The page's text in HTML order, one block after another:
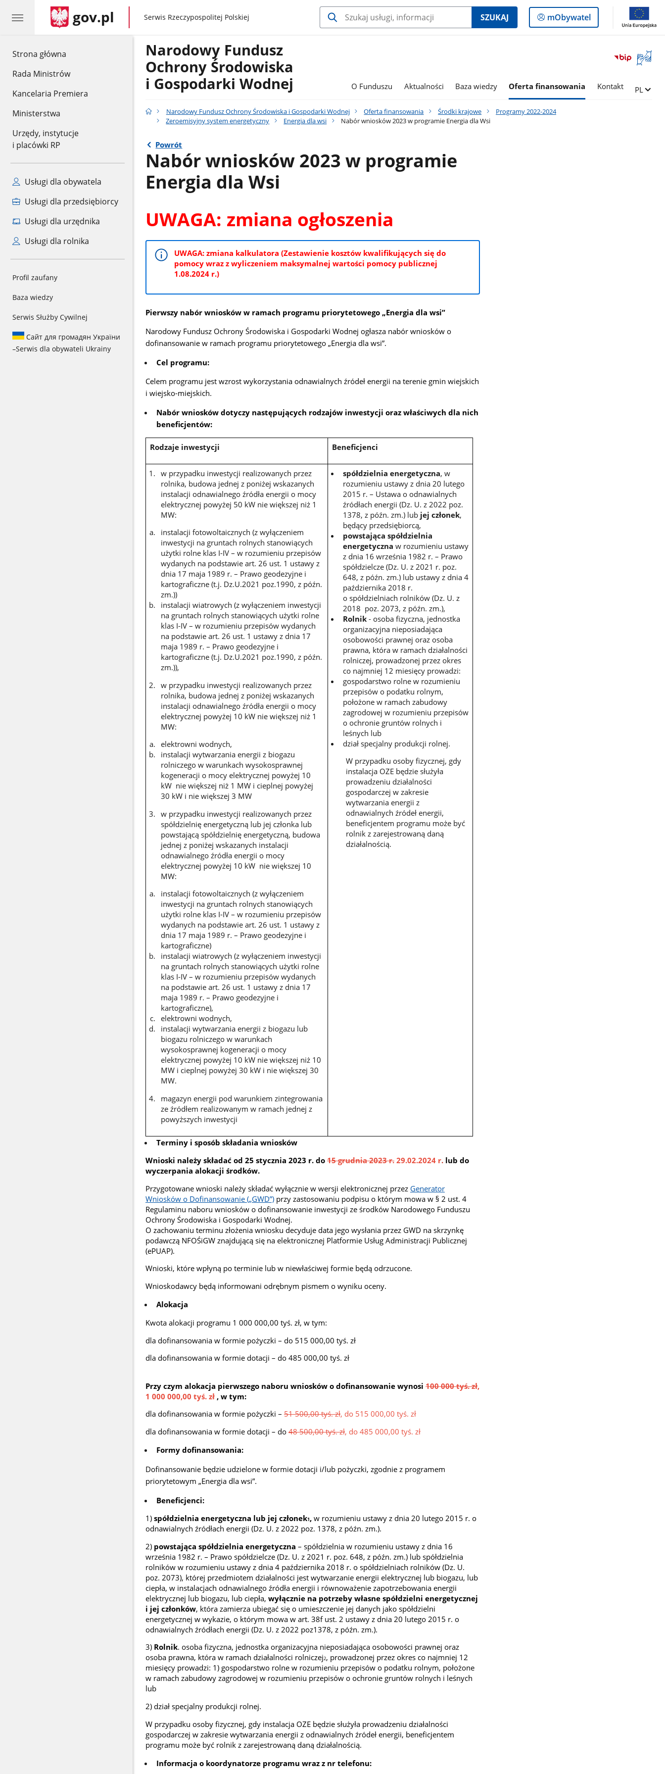
Strona główna
Rada Ministrów
Kancelaria Premiera
Ministerstwa
Urzędy, instytucje
i placówki RP
Usługi dla obywatela
Usługi dla przedsiębiorcy
Usługi dla urzędnika
Usługi dla rolnika
Profil zaufany
Baza wiedzy
Serwis Służby Cywilnej
Сайт для громадян України
–Serwis dla obywateli Ukrainy
gov.pl gov.pl
Serwis Rzeczypospolitej Polskiej SZUKAJ
Logowanie
do
mObywatel
Otwórz
okno
języka
Narodowy Fundusz
Ochrony Środowiska
i Gospodarki Wodnej
O Funduszu Aktualności Baza wiedzy Oferta finansowania Kontakt Zmień
PL
Narodowy Fundusz Ochrony Środowiska i Gospodarki Wodnej Oferta finansowania Środki krajowe
Programy 2022-2024
Zeroemisyjny system energetyczny
Energia dla wsi Nabór wniosków 2023 w programie Energia dla Wsi
Powrót
Nabór wniosków 2023 w programie
Energia dla Wsi
UWAGA: zmiana ogłoszenia
UWAGA: zmiana kalkulatora (Zestawienie kosztów kwalifikujących się do
pomocy wraz z wyliczeniem maksymalnej wartości pomocy publicznej
1.08.2024 r.)
Pierwszy nabór wniosków w ramach programu priorytetowego „Energia dla wsi”
Narodowy Fundusz Ochrony Środowiska i Gospodarki Wodnej ogłasza nabór wniosków o
dofinansowanie w ramach programu priorytetowego „Energia dla wsi”.
Cel programu:
Celem programu jest wzrost wykorzystania odnawialnych źródeł energii na terenie gmin wiejskich
i wiejsko-miejskich.
Nabór wniosków dotyczy następujących rodzajów inwestycji oraz właściwych dla nich
beneficjentów:
Rodzaje inwestycji Beneficjenci
w przypadku inwestycji realizowanych przez
rolnika, budowa jednej z poniżej wskazanych
instalacji odnawialnego źródła energii o mocy
elektrycznej powyżej 50 kW nie większej niż 1
MW:
instalacji fotowoltaicznych (z wyłączeniem
inwestycji na gruntach rolnych stanowiących
użytki rolne klas I-IV – w rozumieniu przepisów
wydanych na podstawie art. 26 ust. 1 ustawy z
dnia 17 maja 1989 r. – Prawo geodezyjne i
kartograficzne (t.j. Dz.U.2021 poz.1990, z późn.
zm.))
instalacji wiatrowych (z wyłączeniem inwestycji
na gruntach rolnych stanowiących użytki rolne
klas I-IV – w rozumieniu przepisów wydanych
na podstawie art. 26 ust. 1 ustawy z dnia 17
maja 1989 r. – Prawo geodezyjne i
kartograficzne (t.j. Dz.U.2021 poz.1990, z późn.
zm.)),
w przypadku inwestycji realizowanych przez
rolnika, budowa jednej z poniżej wskazanych
instalacji odnawialnego źródła energii o mocy
elektrycznej powyżej 10 kW nie większej niż 1
MW:
elektrowni wodnych,
instalacji wytwarzania energii z biogazu
rolniczego w warunkach wysokosprawnej
kogeneracji o mocy elektrycznej powyżej 10
kW nie większej niż 1 MW i cieplnej powyżej
30 kW i nie większej 3 MW
w przypadku inwestycji realizowanych przez
spółdzielnię energetyczną lub jej członka lub
powstającą spółdzielnię energetyczną, budowa
jednej z poniżej wskazanych instalacji
odnawialnego źródła energii o mocy
elektrycznej powyżej 10 kW nie większej 10
MW:
instalacji fotowoltaicznych (z wyłączeniem
inwestycji na gruntach rolnych stanowiących
użytki rolne klas I-IV – w rozumieniu przepisów
wydanych na podstawie art. 26 ust. 1 ustawy z
dnia 17 maja 1989 r. – Prawo geodezyjne i
kartograficzne)
instalacji wiatrowych (z wyłączeniem inwestycji
na gruntach rolnych stanowiących użytki rolne
klas I-IV – w rozumieniu przepisów wydanych
na podstawie art. 26 ust. 1 ustawy z dnia 17
maja 1989 r. – Prawo geodezyjne i
kartograficzne),
elektrowni wodnych,
instalacji wytwarzania energii z biogazu lub
biogazu rolniczego w warunkach
wysokosprawnej kogeneracji o mocy
elektrycznej powyżej 10 kW nie większej niż 10
MW i cieplnej powyżej 30 kW i nie większej 30
MW.
magazyn energii pod warunkiem zintegrowania
ze źródłem realizowanym w ramach jednej z
powyższych inwestycji
spółdzielnia energetyczna, w
rozumieniu ustawy z dnia 20 lutego
2015 r. – Ustawa o odnawialnych
źródłach energii (Dz. U. z 2022 poz.
1378, z późn. zm.) lub jej członek,
będący przedsiębiorcą,
powstająca spółdzielnia
energetyczna w rozumieniu ustawy
z dnia 16 września 1982 r. – Prawo
spółdzielcze (Dz. U. z 2021 r. poz.
648, z późn. zm.) lub ustawy z dnia 4
października 2018 r.
o spółdzielniach rolników (Dz. U. z
2018 poz. 2073, z późn. zm.),
Rolnik- osoba fizyczna, jednostka
organizacyjna nieposiadająca
osobowości prawnej oraz osoba
prawna, która w ramach działalności
rolniczej, prowadzonej przez okres
co najmniej 12 miesięcy prowadzi:
gospodarstwo rolne w rozumieniu
przepisów o podatku rolnym,
położone w ramach zabudowy
zagrodowej w rozumieniu przepisów
o ochronie gruntów rolnych i
leśnych lub
dział specjalny produkcji rolnej.
W przypadku osoby fizycznej, gdy
instalacja OZE będzie służyła
prowadzeniu działalności
gospodarczej w zakresie
wytwarzania energii z
odnawialnych źródeł energii,
beneficjentem programu może być
rolnik z zarejestrowaną daną
działalnością.
Terminy i sposób składania wniosków
Wnioski należy składać od 25 stycznia 2023 r. do 15 grudnia 2023 r. 29.02.2024 r. lub do
wyczerpania alokacji środków.
Przygotowane wnioski należy składać wyłącznie w wersji elektronicznej przez Generator
Wniosków o Dofinansowanie („GWD”)przy zastosowaniu podpisu o którym mowa w § 2 ust. 4
Regulaminu naboru wniosków o dofinansowanie inwestycji ze środków Narodowego Funduszu
Ochrony Środowiska i Gospodarki Wodnej.
O zachowaniu terminu złożenia wniosku decyduje data jego wysłania przez GWD na skrzynkę
podawczą NFOŚiGW znajdującą się na elektronicznej Platformie Usług Administracji Publicznej
(ePUAP).
Wnioski, które wpłyną po terminie lub w niewłaściwej formie będą odrzucone.
Wnioskodawcy będą informowani odrębnym pismem o wyniku oceny.
Alokacja
Kwota alokacji programu 1 000 000,00 tyś. zł, w tym:
dla dofinansowania w formie pożyczki – do 515 000,00 tyś. zł
dla dofinansowania w formie dotacji – do 485 000,00 tyś. zł
Przy czym alokacja pierwszego naboru wniosków o dofinansowanie wynosi 100 000 tyś. zł,
1 000 000,00 tyś. zł , w tym:
dla dofinansowania w formie pożyczki – 51 500,00 tyś. zł, do 515 000,00 tyś. zł
dla dofinansowania w formie dotacji – do 48 500,00 tyś. zł, do 485 000,00 tyś. zł
Formy dofinansowania:
Dofinansowanie będzie udzielone w formie dotacji i/lub pożyczki, zgodnie z programem
priorytetowym „Energia dla wsi”.
Beneficjenci:
1) spółdzielnia energetyczna lub jej członek1, w rozumieniu ustawy z dnia 20 lutego 2015 r. o
odnawialnych źródłach energii (Dz. U. z 2022 poz. 1378, z późn. zm.).
2) powstająca spółdzielnia energetyczna – spółdzielnia w rozumieniu ustawy z dnia 16
września 1982 r. – Prawo spółdzielcze (Dz. U. z 2021 r. poz. 648, z późn. zm.) lub spółdzielnia
rolników w rozumieniu ustawy z dnia 4 października 2018 r. o spółdzielniach rolników (Dz. U.
poz. 2073), której przedmiotem działalności jest wytwarzanie energii elektrycznej lub biogazu, lub
ciepła, w instalacjach odnawialnego źródła energii i równoważenie zapotrzebowania energii
elektrycznej lub biogazu, lub ciepła, wyłącznie na potrzeby własne spółdzielni energetycznej
i jej członków, która zamierza ubiegać się o umieszczenie jej danych jako spółdzielni
energetycznej w wykazie, o którym mowa w art. 38f ust. 2 ustawy z dnia 20 lutego 2015 r. o
odnawialnych źródłach energii (Dz. U. z 2022 poz1378, z późn. zm.).
3) Rolnik. osoba fizyczna, jednostka organizacyjna nieposiadająca osobowości prawnej oraz
osoba prawna, która w ramach działalności rolniczej2, prowadzonej przez okres co najmniej 12
miesięcy prowadzi: 1) gospodarstwo rolne w rozumieniu przepisów o podatku rolnym, położone
w ramach zabudowy zagrodowej w rozumieniu przepisów o ochronie gruntów rolnych i leśnych
lub
2) dział specjalny produkcji rolnej.
W przypadku osoby fizycznej, gdy instalacja OZE będzie służyła prowadzeniu działalności
gospodarczej w zakresie wytwarzania energii z odnawialnych źródeł energii, beneficjentem
programu może być rolnik z zarejestrowaną daną działalnością.
Informacja o koordynatorze programu wraz z nr telefonu: